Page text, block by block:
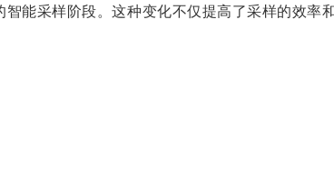
能采样阶段。这种变化不仅提高了采样的效率